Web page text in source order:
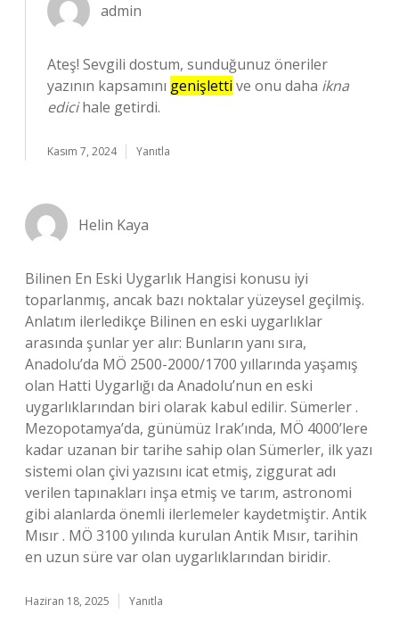
admin
Ateş! Sevgili dostum, sunduğunuz öneriler
yazının kapsamını genişletti ve onu daha ikna
edicihale getirdi.
Kasım 7, 2024 Yanıtla
Helin Kaya
Bilinen En Eski Uygarlık Hangisi konusu iyi
toparlanmış, ancak bazı noktalar yüzeysel geçilmiş.
Anlatım ilerledikçe Bilinen en eski uygarlıklar
arasında şunlar yer alır: Bunların yanı sıra,
Anadolu’da MÖ 2500-2000/1700 yıllarında yaşamış
olan Hatti Uygarlığı da Anadolu’nun en eski
uygarlıklarından biri olarak kabul edilir. Sümerler .
Mezopotamya’da, günümüz Irak’ında, MÖ 4000’lere
kadar uzanan bir tarihe sahip olan Sümerler, ilk yazı
sistemi olan çivi yazısını icat etmiş, ziggurat adı
verilen tapınakları inşa etmiş ve tarım, astronomi
gibi alanlarda önemli ilerlemeler kaydetmiştir. Antik
Mısır . MÖ 3100 yılında kurulan Antik Mısır, tarihin
en uzun süre var olan uygarlıklarından biridir.
Haziran 18, 2025 Yanıtla